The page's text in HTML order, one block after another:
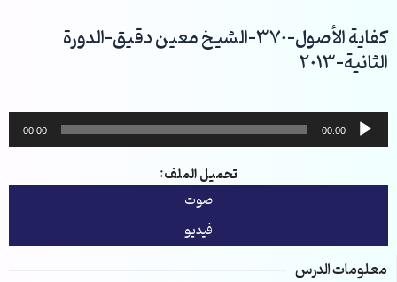
إلى
المحتوى
كفاية الأصول-370-الشيخ معين دقيق-الدورة
الثانية-2013
مشغل
الصوت
00:00
00:00
تحميل الملف:
صوت
فيديو
معلومات الدرس